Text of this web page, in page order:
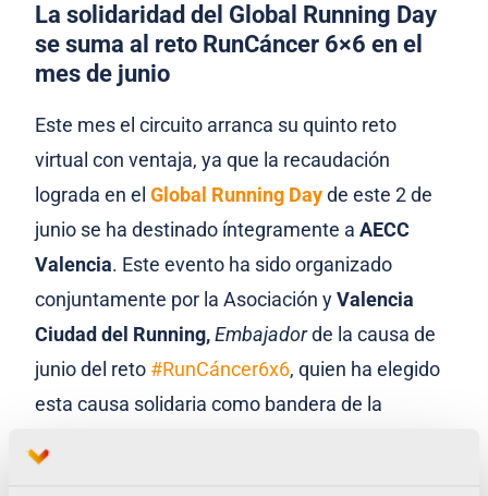
La solidaridad del Global Running Day
se suma al reto RunCáncer 6×6 en el
mes de junio
Este mes el circuito arranca su quinto reto
virtual con ventaja, ya que la recaudación
lograda en elGlobal Running Day de este 2 de
junio se ha destinado íntegramente aAECC
Valencia. Este evento ha sido organizado
conjuntamente por la Asociación yValencia
Ciudad del Running,Embajadorde la causa de
junio del reto #RunCáncer6x6, quien ha elegido
esta causa solidaria como bandera de la